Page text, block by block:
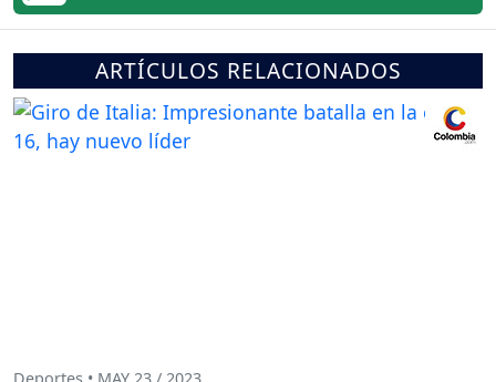
ARTÍCULOS RELACIONADOS
Deportes • MAY 23 / 2023